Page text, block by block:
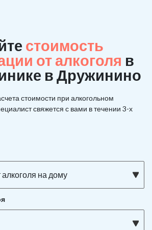
стоимость
от алкоголя в
в Дружинино
стоимости при алкогольном
свяжется с вами в течении 3-х
алкоголя на дому